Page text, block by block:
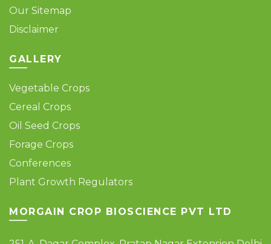
Our Sitemap
Disclaimer
GALLERY
Vegetable Crops
Cereal Crops
Oil Seed Crops
Forage Crops
Conferences
Plant Growth Regulators
MORGAIN CROP BIOSCIENCE PVT LTD